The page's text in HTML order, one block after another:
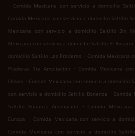
. Comida Mexicana con servicio a domicilio
Comida Mexicana con servicio a domicilio Saltillo
Mexicana con servicio a domicilio Saltillo Sin
Mexicana con servicio a domicilio Saltillo El Rosario
domicilio Saltillo Las Praderas . Comida Mexicana
Praderas 1ra Ampliación
. Comida Mexicana
Olivos . Comida Mexicana con servicio a domicilio
con servicio a domicilio Saltillo Bonanza . Comida
Saltillo Bonanza Ampliación
. Comida
Europa
. Comida Mexicana con servicio a
Comida Mexicana con servicio a domicilio